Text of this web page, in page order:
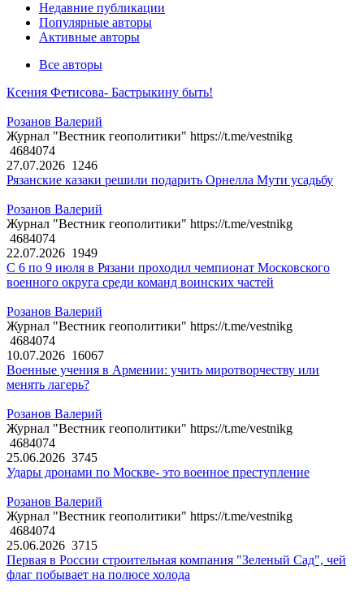
Недавние публикации
Популярные авторы
Активные авторы
Все авторы
Ксения Фетисова- Бастрыкину быть!
Розанов Валерий
Журнал "Вестник геополитики" https://t.me/vestnikg
4684074
27.07.2026 1246
Рязанские казаки решили подарить Орнелла Мути усадьбу
Розанов Валерий
Журнал "Вестник геополитики" https://t.me/vestnikg
4684074
22.07.2026 1949
С 6 по 9 июля в Рязани проходил чемпионат Московского
военного округа среди команд воинских частей
Розанов Валерий
Журнал "Вестник геополитики" https://t.me/vestnikg
4684074
10.07.2026 16067
Военные учения в Армении: учить миротворчеству или
менять лагерь?
Розанов Валерий
Журнал "Вестник геополитики" https://t.me/vestnikg
4684074
25.06.2026 3745
Удары дронами по Москве- это военное преступление
Розанов Валерий
Журнал "Вестник геополитики" https://t.me/vestnikg
4684074
25.06.2026 3715
Первая в России строительная компания "Зеленый Сад", чей
флаг побывает на полюсе холода